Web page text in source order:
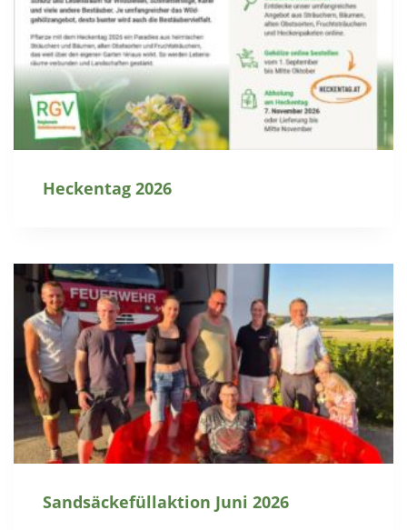
Heckentag 2026
Sandsäckefüllaktion Juni 2026